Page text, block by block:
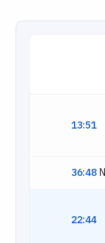
13:51
36:48
22:44